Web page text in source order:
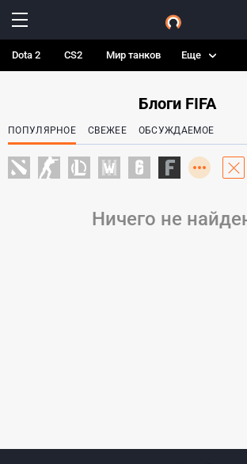
Dota 2 CS2 Мир танков Еще
Блоги FIFA
ПОПУЛЯРНОЕ СВЕЖЕЕ ОБСУЖДАЕМОЕ
Ничего не